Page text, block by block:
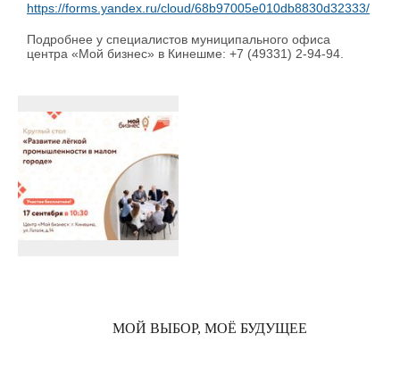
https://forms.yandex.ru/cloud/68b97005e010db8830d32333/
Подробнее у специалистов муниципального офиса
центра «Мой бизнес» в Кинешме: +7 (49331) 2-94-94.
МОЙ ВЫБОР, МОЁ БУДУЩЕЕ